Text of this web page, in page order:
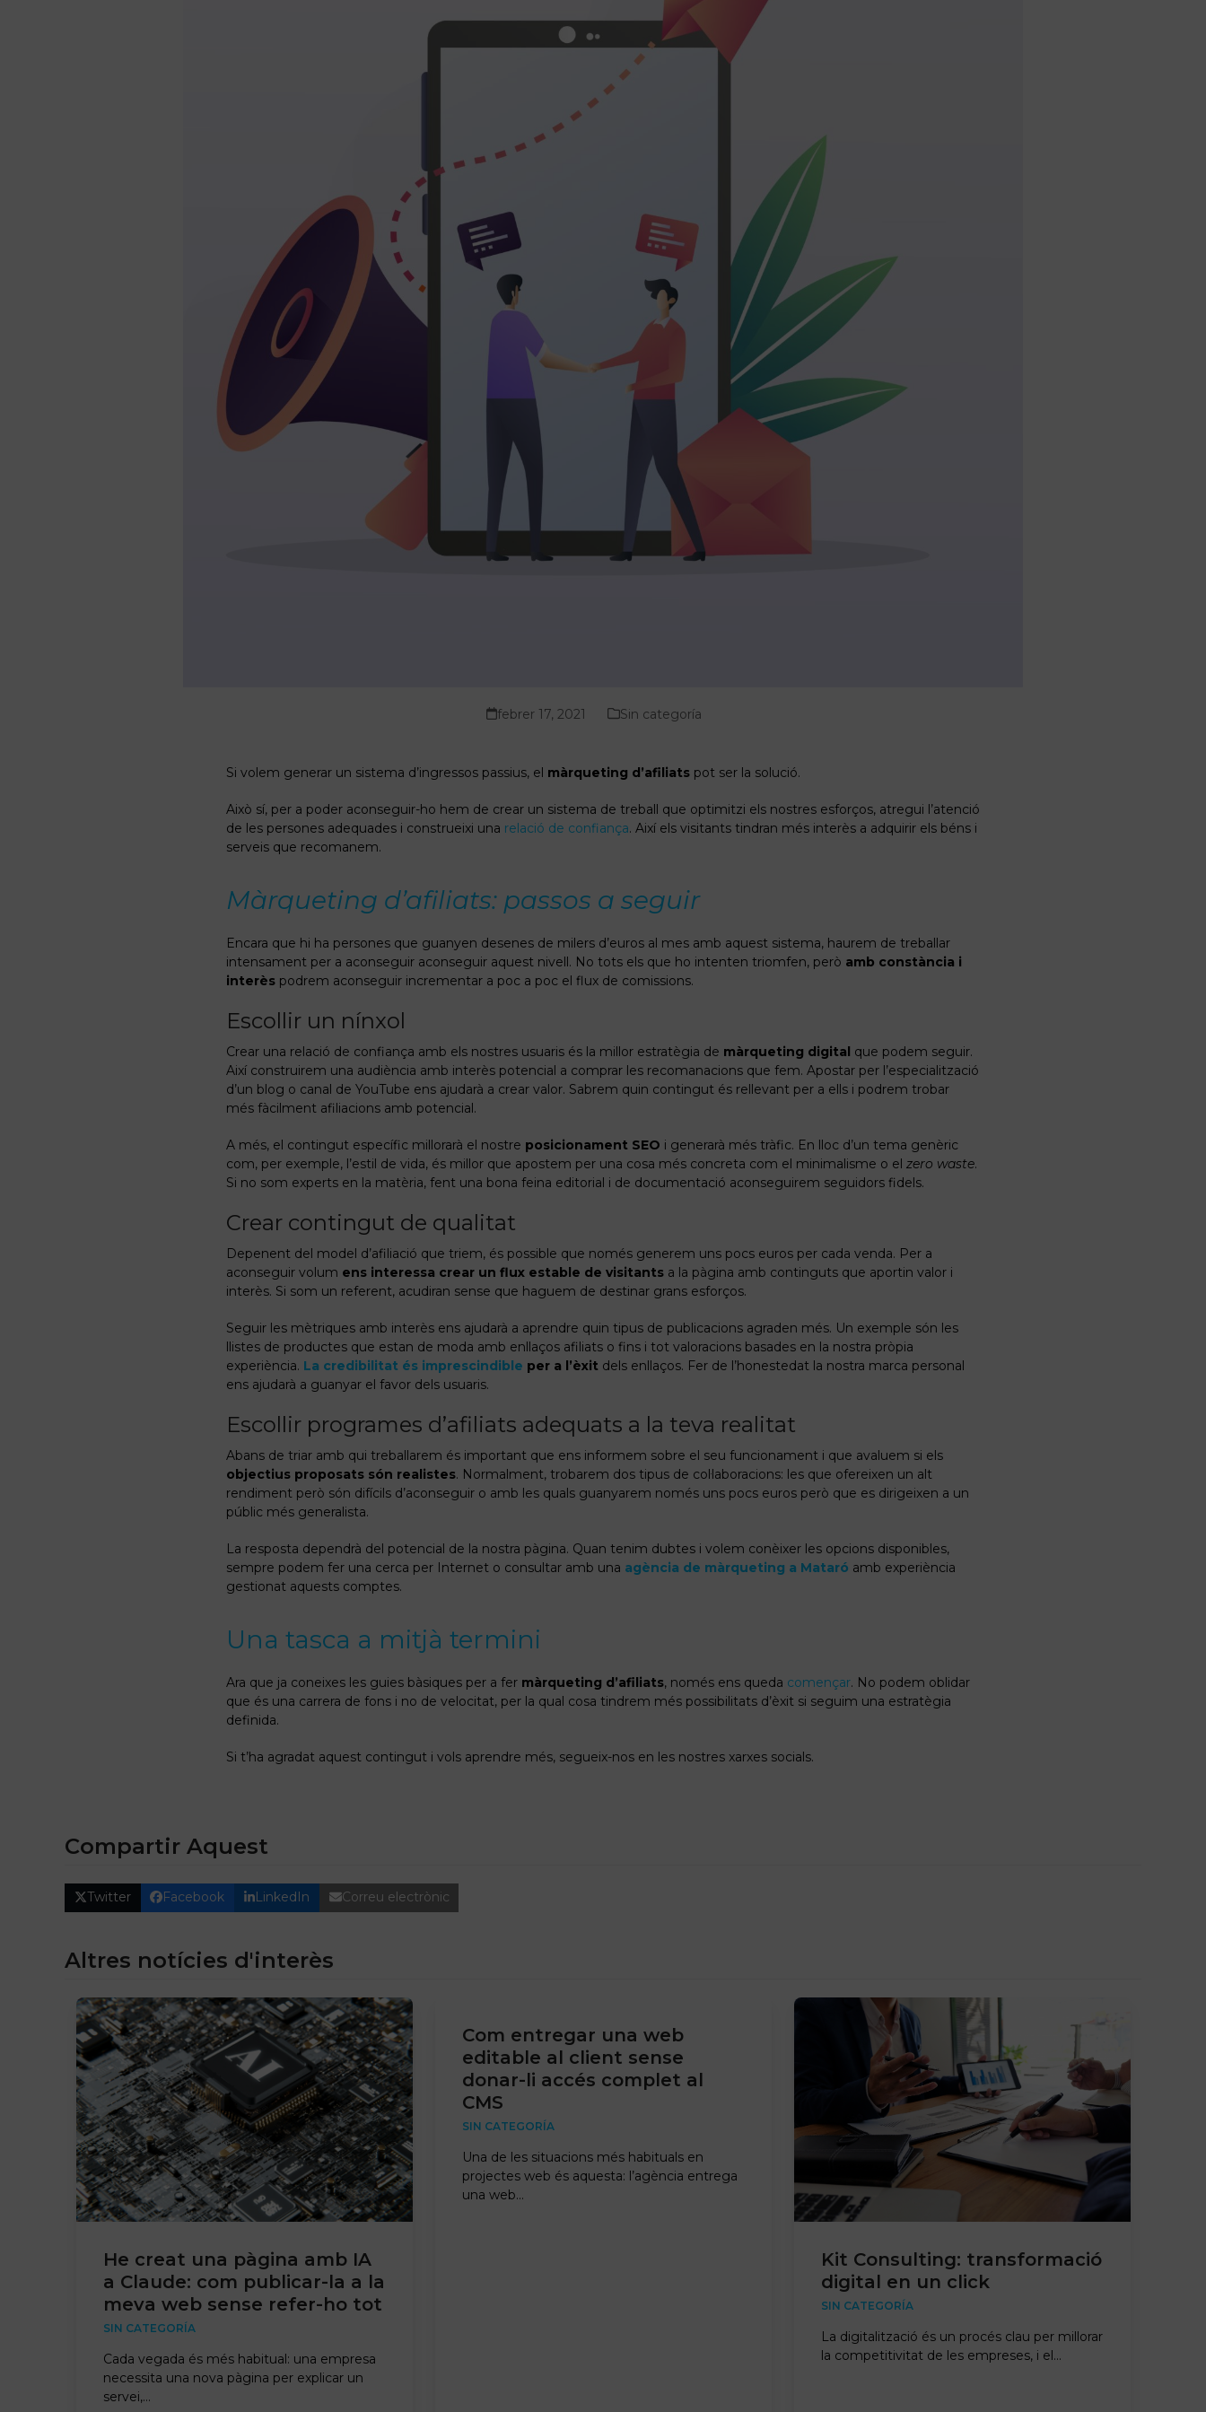
febrer 17, 2021 Sin categoría
Si volem generar un sistema d’ingressos passius, el màrqueting d’afiliats pot ser la solució.
Això sí, per a poder aconseguir-ho hem de crear un sistema de treball que optimitzi els nostres esforços, atregui l’atenció
de les persones adequades i construeixi una relació de confiança. Així els visitants tindran més interès a adquirir els béns i
serveis que recomanem.
Màrqueting d’afiliats: passos a seguir
Encara que hi ha persones que guanyen desenes de milers d’euros al mes amb aquest sistema, haurem de treballar
intensament per a aconseguir aconseguir aquest nivell. No tots els que ho intenten triomfen, però amb constància i
interès podrem aconseguir incrementar a poc a poc el flux de comissions.
Escollir un nínxol
Crear una relació de confiança amb els nostres usuaris és la millor estratègia de màrqueting digital que podem seguir.
Així construirem una audiència amb interès potencial a comprar les recomanacions que fem. Apostar per l’especialització
d’un blog o canal de YouTube ens ajudarà a crear valor. Sabrem quin contingut és rellevant per a ells i podrem trobar
més fàcilment afiliacions amb potencial.
A més, el contingut específic millorarà el nostre posicionament SEO i generarà més tràfic. En lloc d’un tema genèric
com, per exemple, l’estil de vida, és millor que apostem per una cosa més concreta com el minimalisme o el zero waste.
Si no som experts en la matèria, fent una bona feina editorial i de documentació aconseguirem seguidors fidels.
Crear contingut de qualitat
Depenent del model d’afiliació que triem, és possible que només generem uns pocs euros per cada venda. Per a
aconseguir volum ens interessa crear un flux estable de visitants a la pàgina amb continguts que aportin valor i
interès. Si som un referent, acudiran sense que haguem de destinar grans esforços.
Seguir les mètriques amb interès ens ajudarà a aprendre quin tipus de publicacions agraden més. Un exemple són les
llistes de productes que estan de moda amb enllaços afiliats o fins i tot valoracions basades en la nostra pròpia
experiència. La credibilitat és imprescindible per a l’èxit dels enllaços. Fer de l’honestedat la nostra marca personal
ens ajudarà a guanyar el favor dels usuaris.
Escollir programes d’afiliats adequats a la teva realitat
Abans de triar amb qui treballarem és important que ens informem sobre el seu funcionament i que avaluem si els
objectius proposats són realistes. Normalment, trobarem dos tipus de col·laboracions: les que ofereixen un alt
rendiment però són difícils d’aconseguir o amb les quals guanyarem només uns pocs euros però que es dirigeixen a un
públic més generalista.
La resposta dependrà del potencial de la nostra pàgina. Quan tenim dubtes i volem conèixer les opcions disponibles,
sempre podem fer una cerca per Internet o consultar amb una agència de màrqueting a Mataró amb experiència
gestionat aquests comptes.
Una tasca a mitjà termini
Ara que ja coneixes les guies bàsiques per a fer màrqueting d’afiliats, només ens queda començar. No podem oblidar
que és una carrera de fons i no de velocitat, per la qual cosa tindrem més possibilitats d’èxit si seguim una estratègia
definida.
Si t’ha agradat aquest contingut i vols aprendre més, segueix-nos en les nostres xarxes socials.
Compartir Aquest
Twitter Facebook LinkedIn Correu electrònic
Altres notícies d'interès
He creat una pàgina amb IA
a Claude: com publicar-la a la
meva web sense refer-ho tot
SIN CATEGORÍA
Cada vegada és més habitual: una empresa
necessita una nova pàgina per explicar un
servei,…
Com entregar una web
editable al client sense
donar-li accés complet al
CMS
SIN CATEGORÍA
Una de les situacions més habituals en
projectes web és aquesta: l’agència entrega
una web…
Kit Consulting: transformació
digital en un click
SIN CATEGORÍA
La digitalització és un procés clau per millorar
la competitivitat de les empreses, i el…